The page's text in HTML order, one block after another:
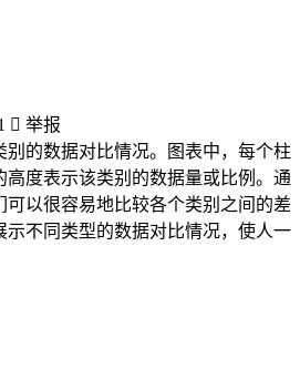
 举报
的数据对比情况。图表中，每个柱
度表示该类别的数据量或比例。通
以很容易地比较各个类别之间的差
示不同类型的数据对比情况，使人一